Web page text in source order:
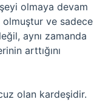
olmaya devam
olmuştur ve sadece
aynı zamanda
arttığını
olan kardeşidir.